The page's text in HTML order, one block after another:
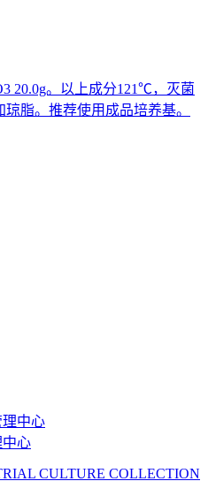
20.0g。以上成分121℃，灭菌
脂。推荐使用成品培养基。
心
CULTURE COLLECTION